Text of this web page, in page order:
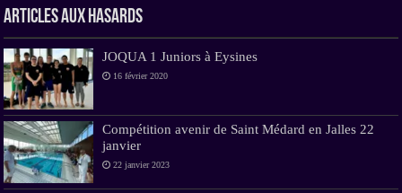
Articles aux hasards
JOQUA 1 Juniors à Eysines
16 février 2020
Compétition avenir de Saint Médard en Jalles 22
janvier
22 janvier 2023